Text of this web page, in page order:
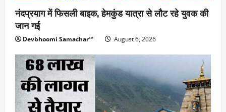
नंदप्रयाग में फिसली बाइक, हेमकुंड यात्रा से लौट रहे युवक की
जान गई
Devbhoomi Samachar™ August 6, 2026